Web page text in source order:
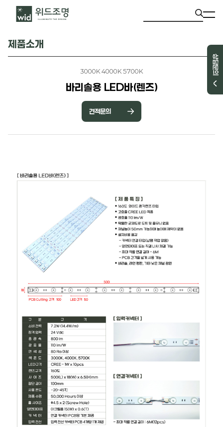
상담문의
제품소개
3000K 4000K 5700K
바리솔용 LED바(렌즈)
견적문의